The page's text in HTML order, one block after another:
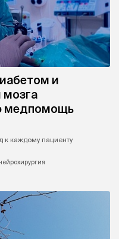
и
медпомощь
к каждому пациенту